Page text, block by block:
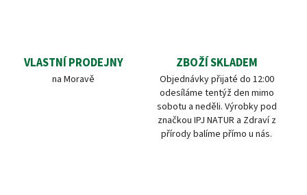
VLASTNÍ PRODEJNY
na Moravě
ZBOŽÍ SKLADEM
Objednávky přijaté do 12:00
odesíláme tentýž den mimo
sobotu a neděli. Výrobky pod
značkou IPJ NATUR a Zdraví z
přírody balíme přímo u nás.